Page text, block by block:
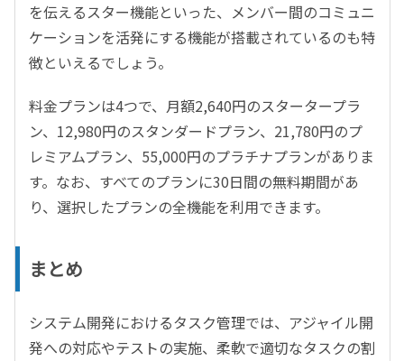
を伝えるスター機能といった、メンバー間のコミュニ
ケーションを活発にする機能が搭載されているのも特
徴といえるでしょう。
料金プランは4つで、月額2,640円のスタータープラ
ン、12,980円のスタンダードプラン、21,780円のプ
レミアムプラン、55,000円のプラチナプランがありま
す。なお、すべてのプランに30日間の無料期間があ
り、選択したプランの全機能を利用できます。
まとめ
システム開発におけるタスク管理では、アジャイル開
発への対応やテストの実施、柔軟で適切なタスクの割